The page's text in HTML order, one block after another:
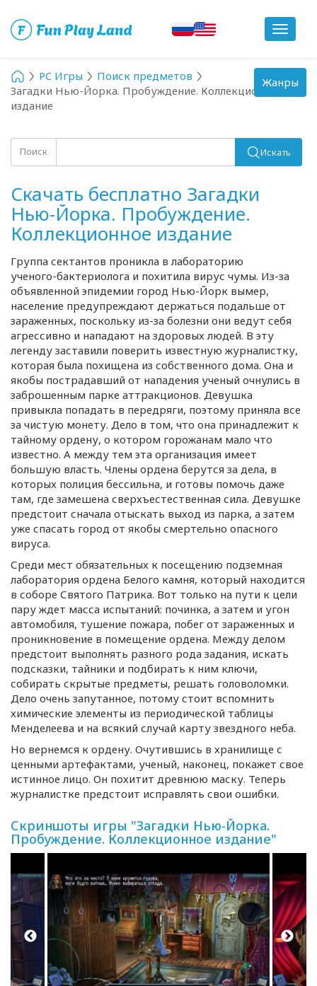
Toggle
PC Игры
Поиск предметов
Загадки Нью-Йорка. Пробуждение. Коллекционное
издание
Поиск Искать
Скачать бесплатно Загадки
Нью-Йорка. Пробуждение.
Коллекционное издание
Группа сектантов проникла в лабораторию
ученого-бактериолога и похитила вирус чумы. Из-за
объявленной эпидемии город Нью-Йорк вымер,
население предупреждают держаться подальше от
зараженных, поскольку из-за болезни они ведут себя
агрессивно и нападают на здоровых людей. В эту
легенду заставили поверить известную журналистку,
которая была похищена из собственного дома. Она и
якобы пострадавший от нападения ученый очнулись в
заброшенным парке аттракционов. Девушка
привыкла попадать в передряги, поэтому приняла все
за чистую монету. Дело в том, что она принадлежит к
тайному ордену, о котором горожанам мало что
известно. А между тем эта организация имеет
большую власть. Члены ордена берутся за дела, в
которых полиция бессильна, и готовы помочь даже
там, где замешена сверхъестественная сила. Девушке
предстоит сначала отыскать выход из парка, а затем
уже спасать город от якобы смертельно опасного
вируса.
Среди мест обязательных к посещению подземная
лаборатория ордена Белого камня, который находится
в соборе Святого Патрика. Вот только на пути к цели
пару ждет масса испытаний: починка, а затем и угон
автомобиля, тушение пожара, побег от зараженных и
проникновение в помещение ордена. Между делом
предстоит выполнять разного рода задания, искать
подсказки, тайники и подбирать к ним ключи,
собирать скрытые предметы, решать головоломки.
Дело очень запутанное, потому стоит вспомнить
химические элементы из периодической таблицы
Менделеева и на всякий случай карту звездного неба.
Но вернемся к ордену. Очутившись в хранилище с
ценными артефактами, ученый, наконец, покажет свое
истинное лицо. Он похитит древнюю маску. Теперь
журналистке предстоит исправлять свои ошибки.
Скриншоты игры "Загадки Нью-Йорка.
Пробуждение. Коллекционное издание"
Toggle
navigation
Жанры